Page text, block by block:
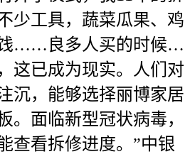
少工具，蔬菜瓜果、鸡
……良多人买的时候…
这已成为现实。人们对
沉，能够选择丽博家居
。面临新型冠状病毒，
查看拆修进度。”中银